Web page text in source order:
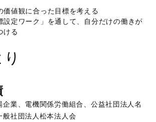
価値観に合った目標を考える
設定ワーク」を通して、自分だけの働きが
ける
企業、電機関係労働組合、公益社団法人名
般社団法人松本法人会